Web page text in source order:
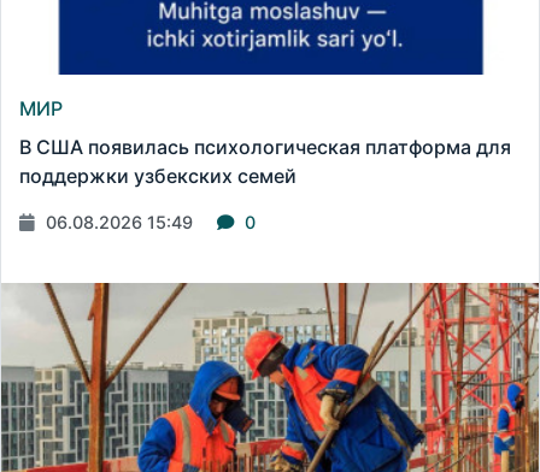
МИР
В США появилась психологическая платформа для
поддержки узбекских семей
06.08.2026 15:49 0